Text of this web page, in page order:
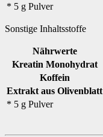
* 5 g Pulver
Sonstige Inhaltsstoffe
Nährwerte
Kreatin Monohydrat
Koffein
Extrakt aus Olivenblatt
* 5 g Pulver